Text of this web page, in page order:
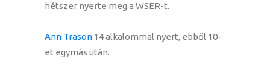
hétszer nyerte meg a WSER-t.
Ann Trason 14 alkalommal nyert, ebből 10-
et egymás után.